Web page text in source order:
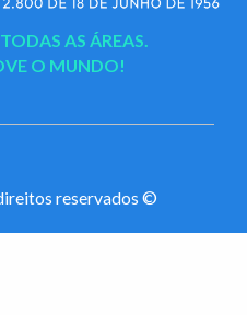
AS ÁREAS.
O MUNDO!
reservados ©